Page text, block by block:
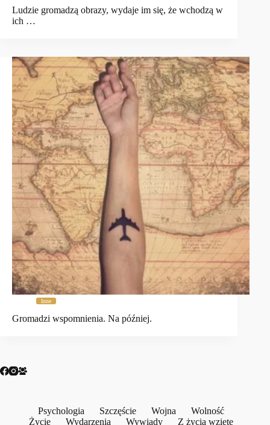
Ludzie gromadzą obrazy, wydaje im się, że wchodzą w
ich …
Inne
Gromadzi wspomnienia. Na później.
Psychologia Szczęście Wojna
Wolność
Życie
Wydarzenia Wywiady Z życia wzięte